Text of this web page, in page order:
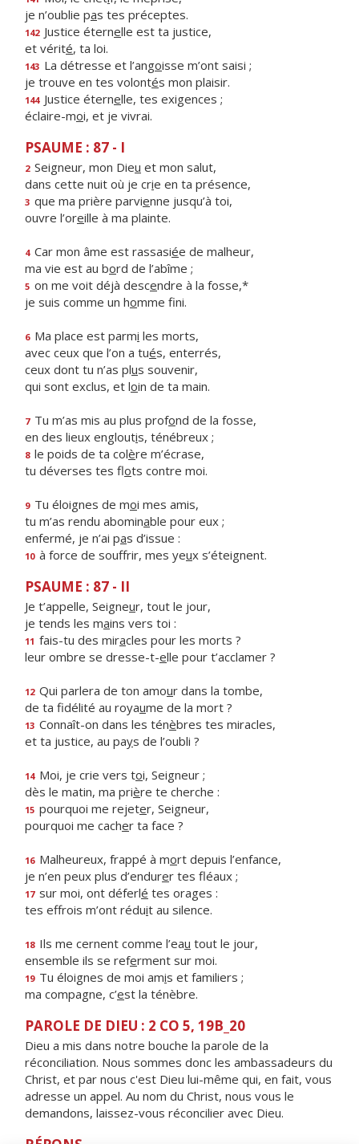
je n’oublie pas tes préceptes.
142 Justice éternelle est ta justice,
et vérité, ta loi.
143 La détresse et l’angoisse m’ont saisi ;
je trouve en tes volontés mon plaisir.
144 Justice éternelle, tes exigences ;
éclaire-moi, et je vivrai.
PSAUME : 87 - I
2 Seigneur, mon Dieu et mon salut,
dans cette nuit où je crie en ta présence,
3 que ma prière parvienne jusqu’à toi,
ouvre l’oreille à ma plainte.
4 Car mon âme est rassasiée de malheur,
ma vie est au bord de l’abîme ;
5 on me voit déjà descendre à la fosse,*
je suis comme un homme fini.
6 Ma place est parmi les morts,
avec ceux que l’on a tués, enterrés,
ceux dont tu n’as plus souvenir,
qui sont exclus, et loin de ta main.
7 Tu m’as mis au plus profond de la fosse,
en des lieux engloutis, ténébreux ;
8 le poids de ta colère m’écrase,
tu déverses tes flots contre moi.
9 Tu éloignes de moi mes amis,
tu m’as rendu abominable pour eux ;
enfermé, je n’ai pas d’issue :
10 à force de souffrir, mes yeux s’éteignent.
PSAUME : 87 - II
Je t’appelle, Seigneur, tout le jour,
je tends les mains vers toi :
11 fais-tu des miracles pour les morts ?
leur ombre se dresse-t-elle pour t’acclamer ?
12 Qui parlera de ton amour dans la tombe,
de ta fidélité au royaume de la mort ?
13 Connaît-on dans les ténèbres tes miracles,
et ta justice, au pays de l’oubli ?
14 Moi, je crie vers toi, Seigneur ;
dès le matin, ma prière te cherche :
15 pourquoi me rejeter, Seigneur,
pourquoi me cacher ta face ?
16 Malheureux, frappé à mort depuis l’enfance,
je n’en peux plus d’endurer tes fléaux ;
17 sur moi, ont déferlé tes orages :
tes effrois m’ont réduit au silence.
18 Ils me cernent comme l’eau tout le jour,
ensemble ils se referment sur moi.
19 Tu éloignes de moi amis et familiers ;
ma compagne, c’est la ténèbre.
PAROLE DE DIEU : 2 CO 5, 19B_20
Dieu a mis dans notre bouche la parole de la
réconciliation. Nous sommes donc les ambassadeurs du
Christ, et par nous c'est Dieu lui-même qui, en fait, vous
adresse un appel. Au nom du Christ, nous vous le
demandons, laissez-vous réconcilier avec Dieu.